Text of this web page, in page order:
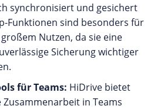
synchronisiert und gesichert
Funktionen sind besonders für
Nutzen, da sie eine
Sicherung wichtiger
für Teams: HiDrive bietet
in Teams